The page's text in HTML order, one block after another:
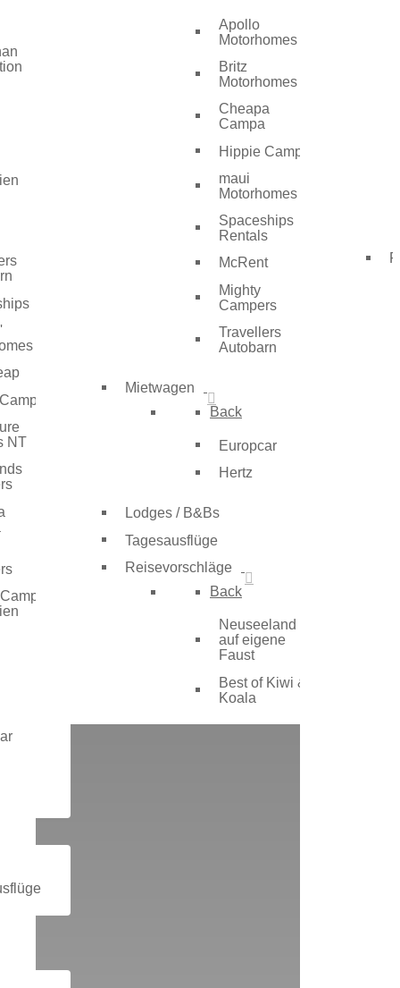
NT
Apollo
Motorhomes
Britz
Motorhomes
Cheapa
Campa
Hippie Camper
maui
Motorhomes
Spaceships
Rentals
McRent
Mighty
Campers
Travellers
Autobarn
Mietwagen
Back
Europcar
Hertz
Lodges / B&Bs
Tagesausflüge
Reisevorschläge
Back
Neuseeland
auf eigene
Faust
Best of Kiwi &
Koala